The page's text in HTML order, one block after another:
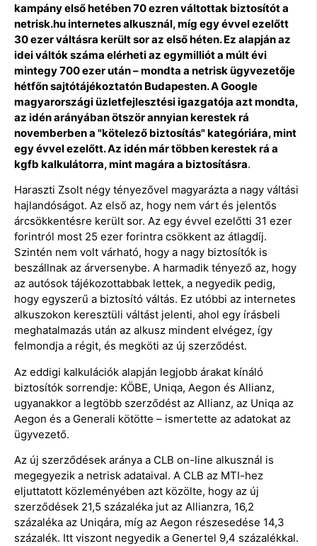
kampány első hetében 70 ezren váltottak biztosítót a
netrisk.hu internetes alkusznál, míg egy évvel ezelőtt
30 ezer váltásra került sor az első héten. Ez alapján az
idei váltók száma elérheti az egymilliót a múlt évi
mintegy 700 ezer után – mondta a netrisk ügyvezetője
hétfőn sajtótájékoztatón Budapesten.A Google
magyarországi üzletfejlesztési igazgatója azt mondta,
az idén arányában ötször annyian kerestek rá
novemberben a "kötelező biztosítás" kategóriára, mint
egy évvel ezelőtt. Az idén már többen kerestek rá a
kgfb kalkulátorra, mint magára a biztosításra.
Haraszti Zsolt négy tényezővel magyarázta a nagy váltási
hajlandóságot. Az első az, hogy nem várt és jelentős
árcsökkentésre került sor. Az egy évvel ezelőtti 31 ezer
forintról most 25 ezer forintra csökkent az átlagdíj.
Szintén nem volt várható, hogy a nagy biztosítók is
beszállnak az árversenybe. A harmadik tényező az, hogy
az autósok tájékozottabbak lettek, a negyedik pedig,
hogy egyszerű a biztosító váltás. Ez utóbbi az internetes
alkuszokon keresztüli váltást jelenti, ahol egy írásbeli
meghatalmazás után az alkusz mindent elvégez, így
felmondja a régit, és megköti az új szerződést.
Az eddigi kalkulációk alapján legjobb árakat kínáló
biztosítók sorrendje: KÖBE, Uniqa, Aegon és Allianz,
ugyanakkor a legtöbb szerződést az Allianz, az Uniqa az
Aegon és a Generali kötötte – ismertette az adatokat az
ügyvezető.
Az új szerződések aránya a CLB on-line alkusznál is
megegyezik a netrisk adataival. A CLB az MTI-hez
eljuttatott közleményében azt közölte, hogy az új
szerződések 21,5 százaléka jut az Allianzra, 16,2
százaléka az Uniqára, míg az Aegon részesedése 14,3
százalék. Itt viszont negyedik a Genertel 9,4 százalékkal.